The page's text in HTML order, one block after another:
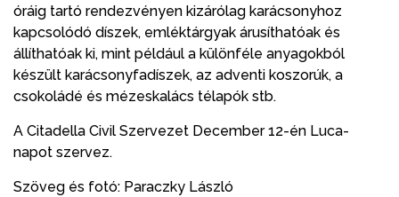
óráig tartó rendezvényen kizárólag karácsonyhoz
kapcsolódó díszek, emléktárgyak árusíthatóak és
állíthatóak ki, mint például a különféle anyagokból
készült karácsonyfadíszek, az adventi koszorúk, a
csokoládé és mézeskalács télapók stb.
A Citadella Civil Szervezet December 12-én Luca-
napot szervez.
Szöveg és fotó: Paraczky László